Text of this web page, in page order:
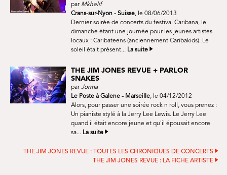
par Mkhelif
Crans-sur-Nyon - Suisse, le 08/06/2013
Dernier soirée de concerts du festival Caribana, le
dimanche étant une journée pour les jeunes artistes
locaux : Caribateens (anciennement Caribakids). Le
soleil était présent... La suite
THE JIM JONES REVUE + PARLOR
SNAKES
par Jorma
Le Poste à Galene - Marseille, le 04/12/2012
Alors, pour passer une soirée rock n roll, vous prenez :
Un pianiste stylé à la Jerry Lee Lewis. Le Jerry Lee
quand il était encore jeune et qu'il épousait encore
sa... La suite
THE JIM JONES REVUE : TOUTES LES CHRONIQUES DE CONCERTS
THE JIM JONES REVUE : LA FICHE ARTISTE